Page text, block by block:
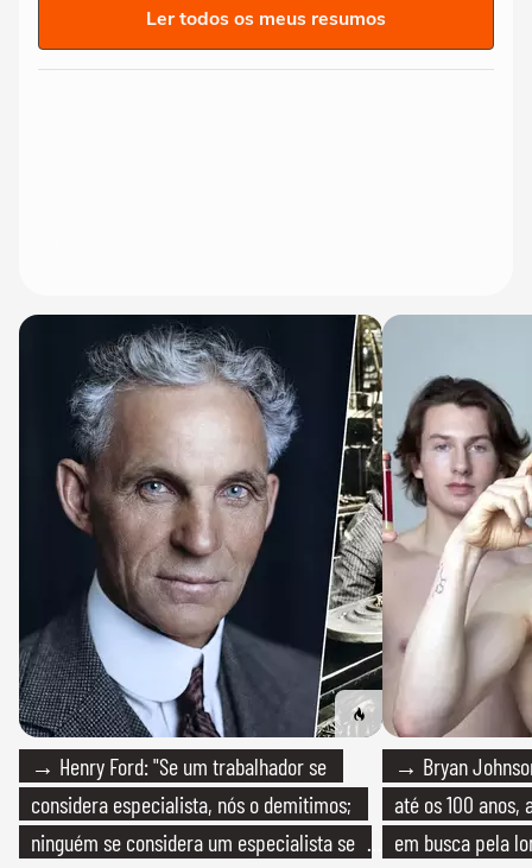
Ler todos os meus resumos
→ Henry Ford: "Se um trabalhador se
considera especialista, nós o demitimos;
ninguém se considera um especialista se
→ Bryan
até os 100
em busca pela